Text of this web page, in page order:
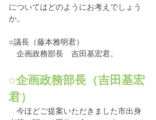
についてはどのようにお考えでしょう
か。
○議長（藤本雅明君）
企画政務部長　吉田基宏君。
○企画政務部長（吉田基宏
君）
今ほどご提案いただきました市出身